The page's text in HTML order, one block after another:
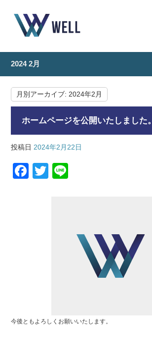
2024 2月
月別アーカイブ: 2024年2月
ホームページを公開いたしました。
投稿日 2024年2月22日
F
T
今後ともよろしくお願いいたします。